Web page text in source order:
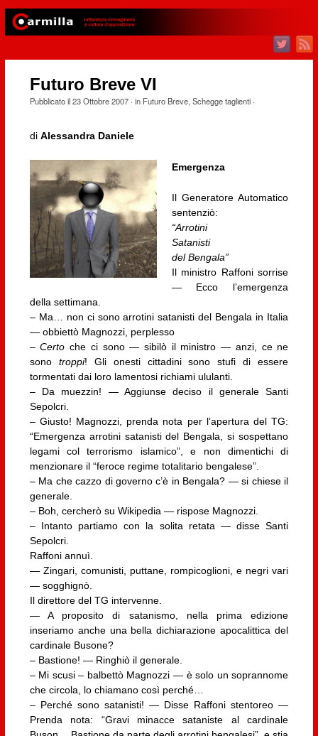
Futuro Breve VI
Pubblicato il23 Ottobre 2007· in Futuro Breve,Schegge taglienti·
di Alessandra Daniele
Emergenza
Il Generatore Automatico
sentenziò:
“Arrotini
Satanisti
del Bengala”
Il ministro Raffoni sorrise
— Ecco l’emergenza
della settimana.
– Ma… non ci sono arrotini satanisti del Bengala in Italia
— obbiettò Magnozzi, perplesso
–Certo che ci sono — sibilò il ministro — anzi, ce ne
sono troppi! Gli onesti cittadini sono stufi di essere
tormentati dai loro lamentosi richiami ululanti.
– Da muezzin! — Aggiunse deciso il generale Santi
Sepolcri.
– Giusto! Magnozzi, prenda nota per l’apertura del TG:
“Emergenza arrotini satanisti del Bengala, si sospettano
legami col terrorismo islamico”, e non dimentichi di
menzionare il “feroce regime totalitario bengalese”.
– Ma che cazzo di governo c’è in Bengala? — si chiese il
generale.
– Boh, cercherò su Wikipedia — rispose Magnozzi.
– Intanto partiamo con la solita retata — disse Santi
Sepolcri.
Raffoni annuì.
— Zingari, comunisti, puttane, rompicoglioni, e negri vari
— sogghignò.
Il direttore del TG intervenne.
— A proposito di satanismo, nella prima edizione
inseriamo anche una bella dichiarazione apocalittica del
cardinale Busone?
– Bastione! — Ringhiò il generale.
– Mi scusi – balbettò Magnozzi — è solo un soprannome
che circola, lo chiamano così perché…
– Perché sono satanisti! — Disse Raffoni stentoreo —
Prenda nota: “Gravi minacce sataniste al cardinale